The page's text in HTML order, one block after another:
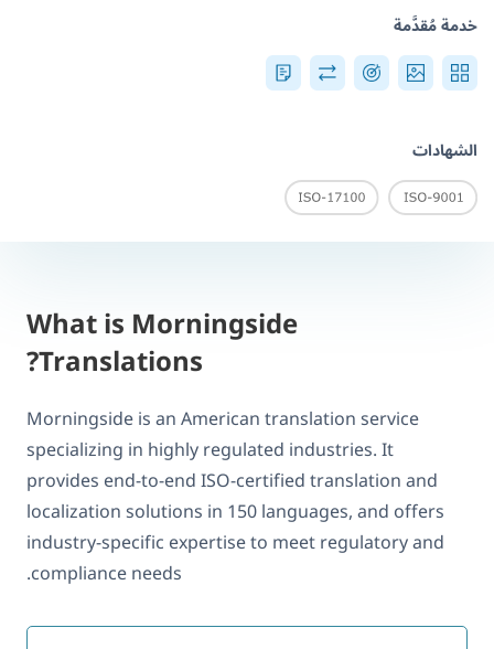
خدمة مُقدَّمة
الشهادات
What is Morningside
Translations?
Morningside is an American translation service
specializing in highly regulated industries. It
provides end-to-end ISO-certified translation and
localization solutions in 150 languages, and offers
industry-specific expertise to meet regulatory and
compliance needs.